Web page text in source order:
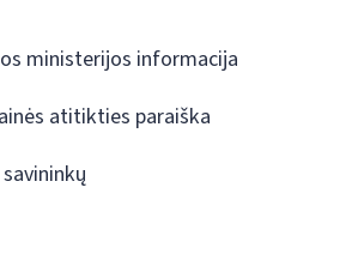
ministerijos informacija
atitikties paraiška